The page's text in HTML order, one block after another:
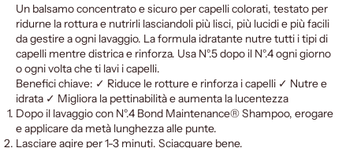
Un balsamo concentrato e sicuro per capelli colorati, testato per
ridurne la rottura e nutrirli lasciandoli più lisci, più lucidi e più facili
da gestire a ogni lavaggio. La formula idratante nutre tutti i tipi di
capelli mentre districa e rinforza. Usa N°.5 dopo il N°.4 ogni giorno
o ogni volta che ti lavi i capelli.
Benefici chiave: ✓ Riduce le rotture e rinforza i capelli ✓ Nutre e
idrata ✓ Migliora la pettinabilità e aumenta la lucentezza
Dopo il lavaggio con N°.4 Bond Maintenance® Shampoo, erogare
e applicare da metà lunghezza alle punte.
Lasciare agire per 1-3 minuti. Sciacquare bene.